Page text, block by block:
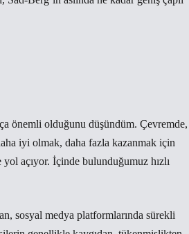
önemli olduğunu düşündüm. Çevremde,
iyi olmak, daha fazla kazanmak için
açıyor. İçinde bulunduğumuz hızlı
sosyal medya platformlarında sürekli